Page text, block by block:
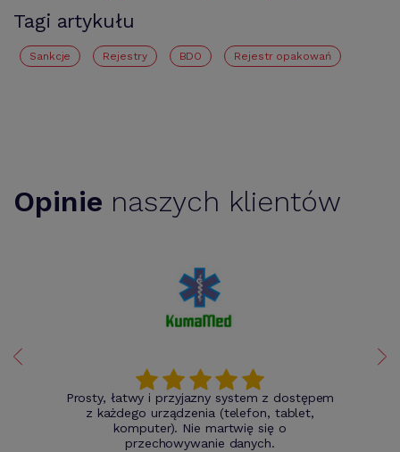
Tagi artykułu
Sankcje Rejestry BDO Rejestr opakowań
Opinie naszych klientów
Prosty, łatwy i przyjazny system z dostępem
z każdego urządzenia (telefon, tablet,
komputer). Nie martwię się o
przechowywanie danych.